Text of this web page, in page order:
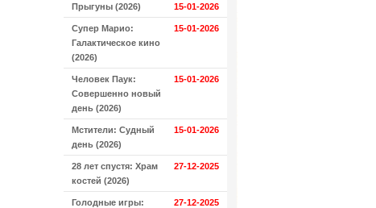
Прыгуны (2026) 15-01-2026
Супер Марио:
Галактическое кино
(2026)
15-01-2026
Человек Паук:
Совершенно новый
день (2026)
15-01-2026
Мстители: Судный
день (2026)
15-01-2026
28 лет спустя: Храм
костей (2026)
27-12-2025
Голодные игры:
27-12-2025